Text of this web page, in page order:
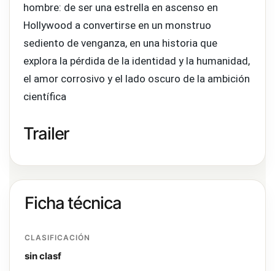
hombre: de ser una estrella en ascenso en
Hollywood a convertirse en un monstruo
sediento de venganza, en una historia que
explora la pérdida de la identidad y la humanidad,
el amor corrosivo y el lado oscuro de la ambición
científica
Trailer
Ficha técnica
CLASIFICACIÓN
sin clasf